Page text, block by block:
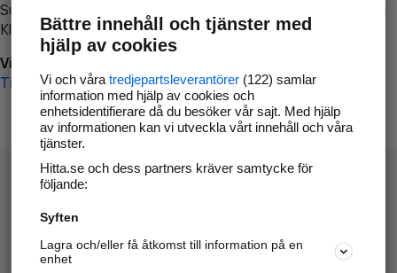
Surfa till
Klicka påTillbaka-knappen i webbläsaren och försök igen
Vi beklagar besväret!
Till startsidan
Hitta.se - Gratis nummerupplysning.
Sök företag, personer och platser.
Bättre innehåll och tjänster med
hjälp av cookies
Vi och våra tredjepartsleverantörer(122) samlar
information med hjälp av cookies och
enhetsidentifierare då du besöker vår sajt. Med hjälp
av informationen kan vi utveckla vårt innehåll och våra
tjänster.
Hitta.se och dess partners kräver samtycke för
följande:
Syften
Lagra och/eller få åtkomst till information på en
enhet